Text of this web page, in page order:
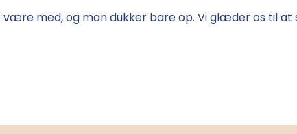
med, og man dukker bare op. Vi glæder os til at